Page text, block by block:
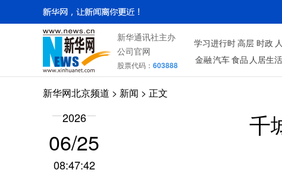
新华通讯社主办
公司官网
股票代码： 603888
学习进行时高层 时政
金融汽车食品 人居生活
新华网北京频道 > 新闻 > 正文
2026
06/25
08:47:42
千